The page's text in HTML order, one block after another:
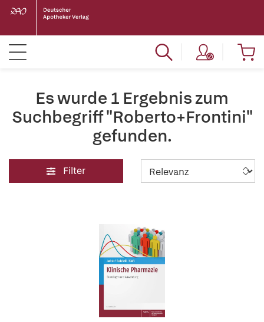
Es wurde 1 Ergebnis zum
Suchbegriff "Roberto+Frontini"
gefunden.
Filter